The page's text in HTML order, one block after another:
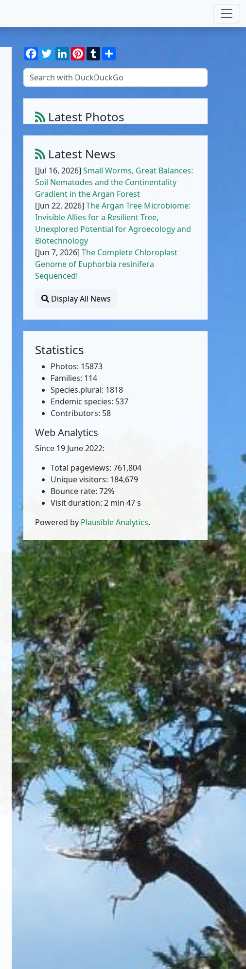
Facebook
TwitterLinkedInPinterest
TumblrShare
Latest Photos
Amaranthus muricatus (Moq.) Hieron.
Latest News
[Jul 16, 2026] Small Worms, Great Balances:
Soil Nematodes and the Continentality
Gradient in the Argan Forest
[Jun 22, 2026] The Argan Tree Microbiome:
Invisible Allies for a Resilient Tree,
Unexplored Potential for Agroecology and
Biotechnology
[Jun 7, 2026] The Complete Chloroplast
Genome of Euphorbia resinifera
Sequenced!
Display All News
Statistics
Photos: 15873
Families: 114
Species.plural: 1818
Endemic species: 537
Contributors: 58
Web Analytics
Since 19 June 2022:
Total pageviews: 761,804
Unique visitors: 184,679
Bounce rate: 72%
Visit duration: 2 min 47 s
Powered by Plausible Analytics.